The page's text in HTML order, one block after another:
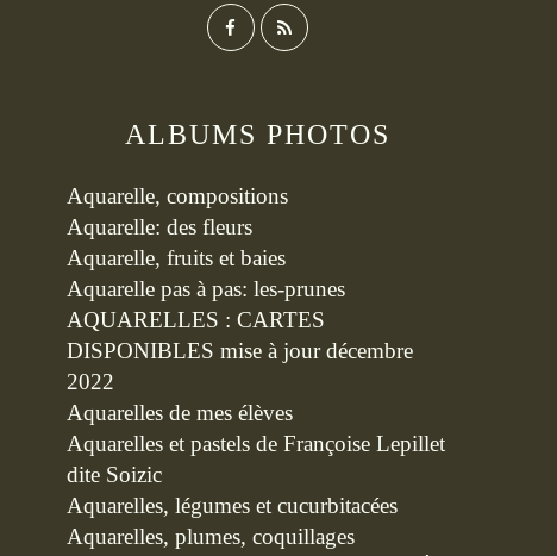
ALBUMS PHOTOS
Aquarelle, compositions
Aquarelle: des fleurs
Aquarelle, fruits et baies
Aquarelle pas à pas: les-prunes
AQUARELLES : CARTES
DISPONIBLES mise à jour décembre
2022
Aquarelles de mes élèves
Aquarelles et pastels de Françoise Lepillet
dite Soizic
Aquarelles, légumes et cucurbitacées
Aquarelles, plumes, coquillages